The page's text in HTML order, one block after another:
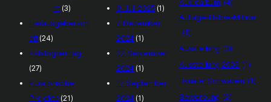
m (3)
Herausgebersch
aft(24)
Katalogbeitrag
(27)
Kuratorische
Projekte (21)
9. Juli 2025 (1)
7. Dezember
2024 (1)
27. September
2024 (1)
17. September
2024 (1)
Audioalbum (4)
Auflage-Halbe-Million
(1)
Ausstellung (3)
Ausstellung 2005 (1)
Banater Schwaben (1)
Bewerbung (2)